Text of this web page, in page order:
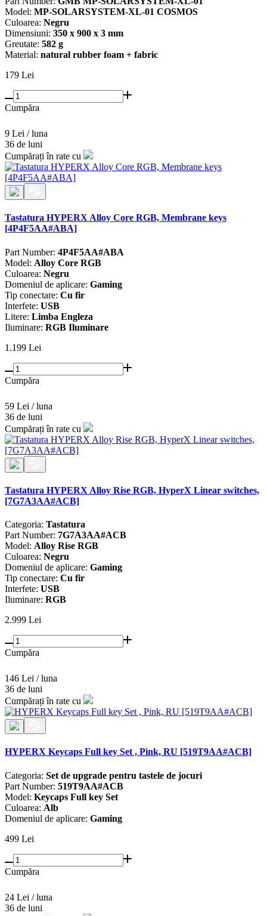
Model: MP-SOLARSYSTEM-XL-01 COSMOS
Culoarea: Negru
Dimensiuni: 350 x 900 x 3 mm
Greutate: 582 g
Material: natural rubber foam + fabric
179 Lei
Cumpăra
9 Lei / luna
36 de luni
Cumpărați în rate cu
Tastatura HYPERX Alloy Core RGB, Membrane keys
[4P4F5AA#ABA]
Part Number: 4P4F5AA#ABA
Model: Alloy Core RGB
Culoarea: Negru
Domeniul de aplicare: Gaming
Tip conectare: Cu fir
Interfete: USB
Litere: Limba Engleza
Iluminare: RGB Iluminare
1.199 Lei
Cumpăra
59 Lei / luna
36 de luni
Cumpărați în rate cu
Tastatura HYPERX Alloy Rise RGB, HyperX Linear switches,
[7G7A3AA#ACB]
Categoria: Tastatura
Part Number: 7G7A3AA#ACB
Model: Alloy Rise RGB
Culoarea: Negru
Domeniul de aplicare: Gaming
Tip conectare: Cu fir
Interfete: USB
Iluminare: RGB
2.999 Lei
Cumpăra
146 Lei / luna
36 de luni
Cumpărați în rate cu
HYPERX Keycaps Full key Set , Pink, RU [519T9AA#ACB]
Categoria: Set de upgrade pentru tastele de jocuri
Part Number: 519T9AA#ACB
Model: Keycaps Full key Set
Culoarea: Alb
Domeniul de aplicare: Gaming
499 Lei
Cumpăra
24 Lei / luna
36 de luni